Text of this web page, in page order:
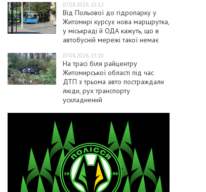
07.08.2026, 15:12
Від Польової до гідропарку у
Житомирі курсує нова маршрутка,
у міськраді й ОДА кажуть, що в
автобусній мережі такої немає
07.08.2026, 15:10
На трасі біля райцентру
Житомирської області під час
ДТП з трьома авто постраждали
люди, рух транспорту
ускладнений